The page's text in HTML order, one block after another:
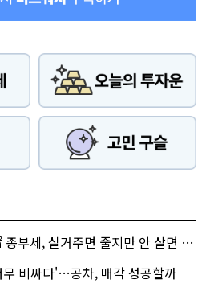
세, 실거주면 줄지만 안 살면 2.5배
비싸다'…공차, 매각 성공할까